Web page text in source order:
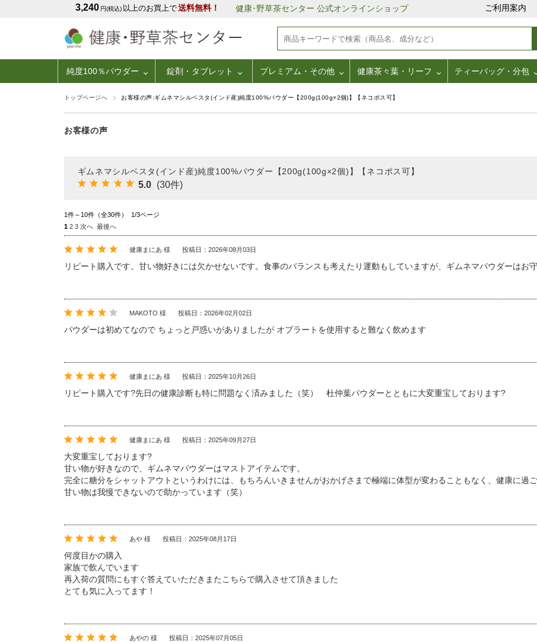
健康･野草茶センター 公式オンラインショップ
3,240 円(税込) 以上のお買上で送料無料！ ご利用案内
純度100％パウダー 錠剤・タブレット プレミアム・その他 健康茶々葉・リーフ ティーバッグ・分包
トップページへ お客様の声:ギムネマシルベスタ(インド産)純度100%パウダー【200g(100g×2個)】【ネコポス可】
お客様の声
ギムネマシルベスタ(インド産)純度100%パウダー【200g(100g×2個)】【ネコポス可】
5.0 (30件)
1件～10件（全30件） 1/3ページ
1 2 3 次へ 最後へ
健康まにあ 様 投稿日：2026年08月03日
リピート購入です。甘い物好きには欠かせないです。食事のバランスも考えたり運動もしていますが、ギムネマパウダーはお
MAKOTO 様 投稿日：2026年02月02日
パウダーは初めてなので ちょっと戸惑いがありましたが オブラートを使用すると難なく飲めます
健康まにあ 様 投稿日：2025年10月26日
リピート購入です?先日の健康診断も特に問題なく済みました（笑） 杜仲葉パウダーとともに大変重宝しております?
健康まにあ 様 投稿日：2025年09月27日
大変重宝しております?
甘い物が好きなので、ギムネマパウダーはマストアイテムです。
完全に糖分をシャットアウトというわけには、もちろんいきませんがおかげさまで極端に体型が変わることもなく、健康に過
甘い物は我慢できないので助かっています（笑）
あや 様 投稿日：2025年08月17日
何度目かの購入
家族で飲んでいます
再入荷の質問にもすぐ答えていただきまたこちらで購入させて頂きました
とても気に入ってます！
あやの 様 投稿日：2025年07月05日